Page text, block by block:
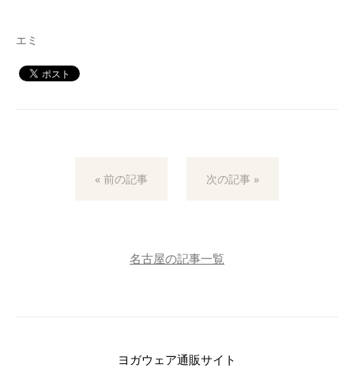
エミ
« 前の記事 次の記事 »
名古屋の記事一覧
ヨガウェア通販サイト